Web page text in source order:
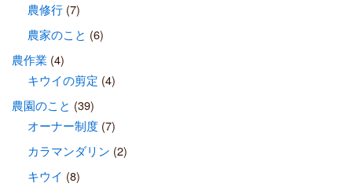
農修行(7)
農家のこと (6)
農作業 (4)
キウイの剪定 (4)
農園のこと (39)
オーナー制度(7)
カラマンダリン (2)
キウイ (8)